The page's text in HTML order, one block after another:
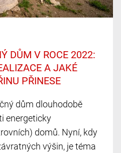
DŮM V ROCE 2022:
A JAKÉ
PŘINESE
dům dlouhodobě
energeticky
domů. Nyní, kdy
výšin, je téma